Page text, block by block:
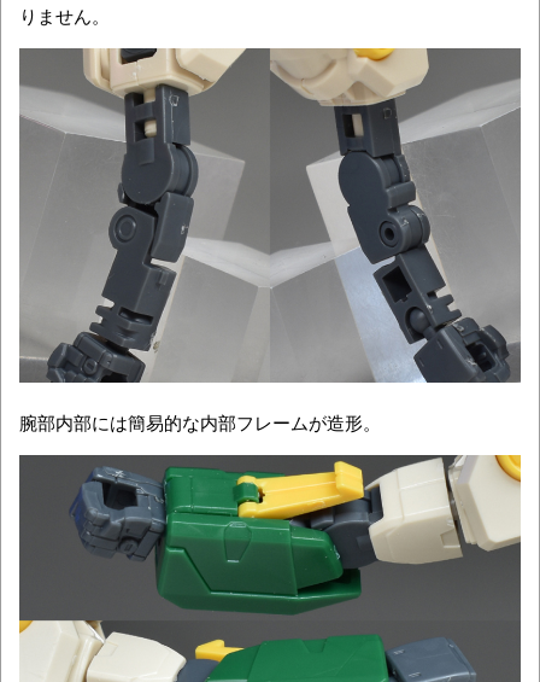
りません。
腕部内部には簡易的な内部フレームが造形。